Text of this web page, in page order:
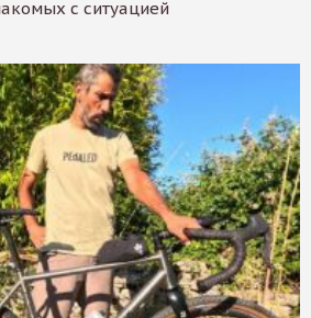
с ситуацией